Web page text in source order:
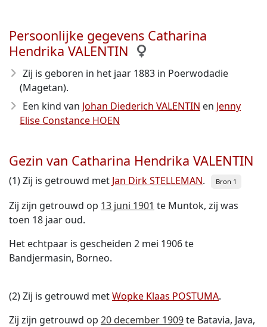
Persoonlijke gegevens Catharina
Hendrika VALENTIN
Zij is geboren in het jaar 1883 in Poerwodadie
(Magetan).
Een kind van Johan Diederich VALENTIN en Jenny
Elise Constance HOEN
Gezin van Catharina Hendrika VALENTIN
(1) Zij is getrouwd met Jan Dirk STELLEMAN. Bron 1
Zij zijn getrouwd op 13 juni 1901 te Muntok, zij was
toen 18 jaar oud.
Het echtpaar is gescheiden 2 mei 1906 te
Bandjermasin, Borneo.
(2) Zij is getrouwd metWopke Klaas POSTUMA.
Zij zijn getrouwd op 20 december 1909te Batavia, Java,